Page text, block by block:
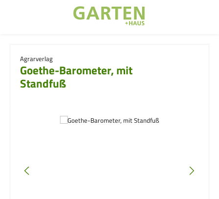
Agrarverlag
Goethe-Barometer, mit
Standfuß
Bildergalerie überspringen